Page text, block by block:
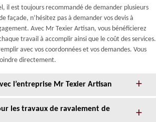
il est toujours recommandé de demander plusieurs
façade, n’hésitez pas à demander vos devis à
Avec Mr Texier Artisan, vous bénéficierez
travail à accomplir ainsi que le coût des services.
avec vos coordonnées et vos demandes. Vous
directement.
l’entreprise Mr Texier Artisan
les travaux de ravalement de